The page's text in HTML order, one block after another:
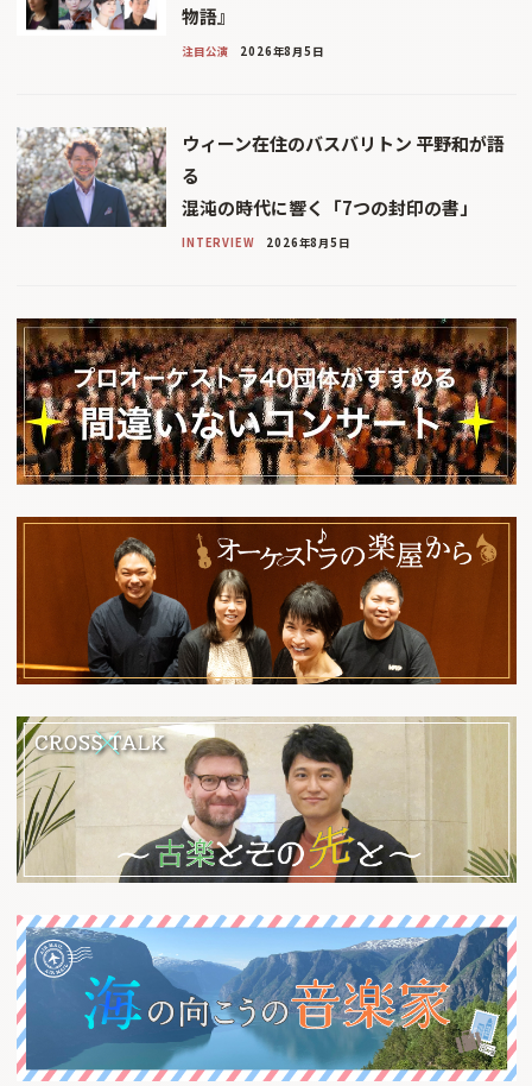
物語』
注目公演 2026年8月5日
ウィーン在住のバスバリトン 平野和が語
る
混沌の時代に響く「7つの封印の書」
INTERVIEW 2026年8月5日